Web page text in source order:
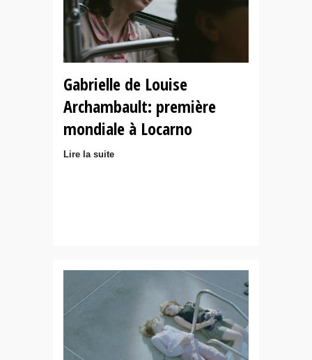
Gabrielle de Louise
Archambault: première
mondiale à Locarno
Lire la suite